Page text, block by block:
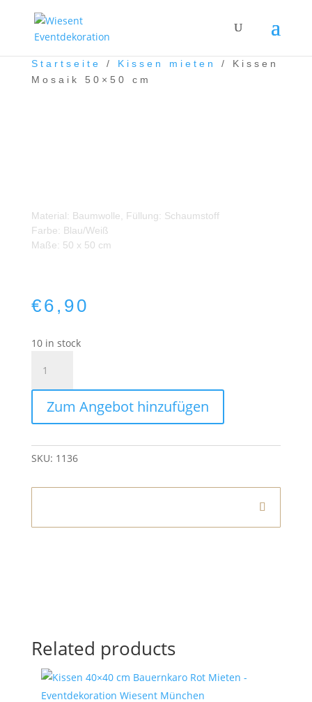
Startseite / Kissen mieten
/ Kissen
Mosaik 50×50 cm
Material: Baumwolle, Füllung: Schaumstoff
Farbe: Blau/Weiß
Maße: 50 x 50 cm
€6,90
10 in stock
Mosaik
50×50
quantity
Zum Angebot hinzufügen
SKU: 1136
Related products